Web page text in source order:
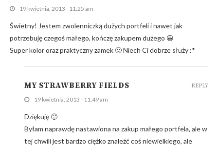
19 kwietnia, 2013 - 11:25 am
Świetny! Jestem zwolenniczką dużych portfeli i nawet jak
potrzebuję czegoś małego, kończę zakupem dużego 😀
Super kolor oraz praktyczny zamek 🙂 Niech Ci dobrze służy :*
MY STRAWBERRY FIELDS
19 kwietnia, 2013 - 11:49 am
Dziękuję 🙂
Byłam naprawdę nastawiona na zakup małego portfela, ale w
tej chwili jest bardzo ciężko znaleźć coś niewielkiego, ale
REPLY